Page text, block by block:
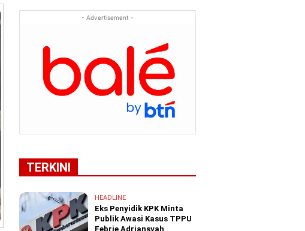
- Advertisement -
TERKINI
HEADLINE
Eks Penyidik KPK Minta
Publik Awasi Kasus TPPU
Febrie Adriansyah